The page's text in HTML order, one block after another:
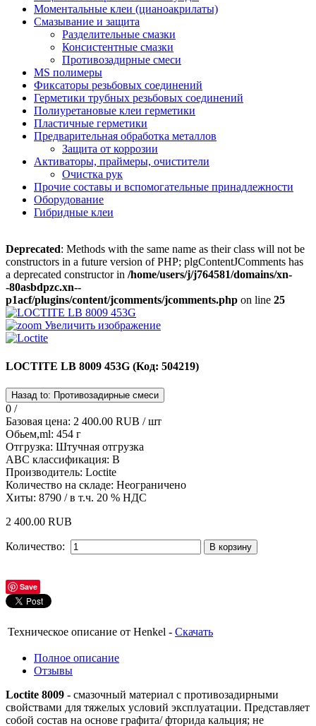
Моментальные клеи (цианоакрилаты)
Смазывание и защита
Разделительные смазки
Консистентные смазки
Противозадирные смеси
MS полимеры
Фиксаторы резьбовых соединений
Герметики трубных резьбовых соединений
Полиуретановые клеи герметики
Пластичные герметики
Предварительная обработка металлов
Защита от коррозии
Активаторы, праймеры, очистители
Очистка рук
Прочие составы и вспомогательные принадлежности
Оборудование
Гибридные клеи
Deprecated: Methods with the same name as their class will not be
constructors in a future version of PHP; plgContentJComments has
a deprecated constructor in /home/users/j/j764581/domains/xn-
-80asbdpzc.xn--
p1acf/plugins/content/jcomments/jcomments.php on line 25
Увеличить изображение
LOCTITE LB 8009 453G (Код: 504219)
0 /
Базовая цена: 2 400.00 RUB / шт
Обьем,ml: 454 г
Отгрузка: Штучная отгрузка
АBС классификация: B
Производитель: Loctite
Количество на складе: Неограничено
Хиты: 8790 / в т.ч. 20 % НДС
2 400.00 RUB
Количество:
Save
Техническое описание от Henkel - Скачать
Полное описание
Отзывы
Loctite 8009 - смазочный материал с противозадирными
свойствами для тяжелых условий эксплуатации. Представляет
собой состав на основе графита/ фторида кальция; не